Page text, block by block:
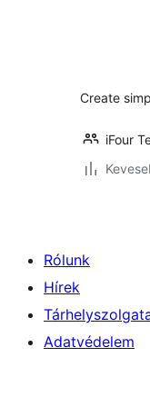
Create
iFour
Rólunk
Hírek
Adatvédelem